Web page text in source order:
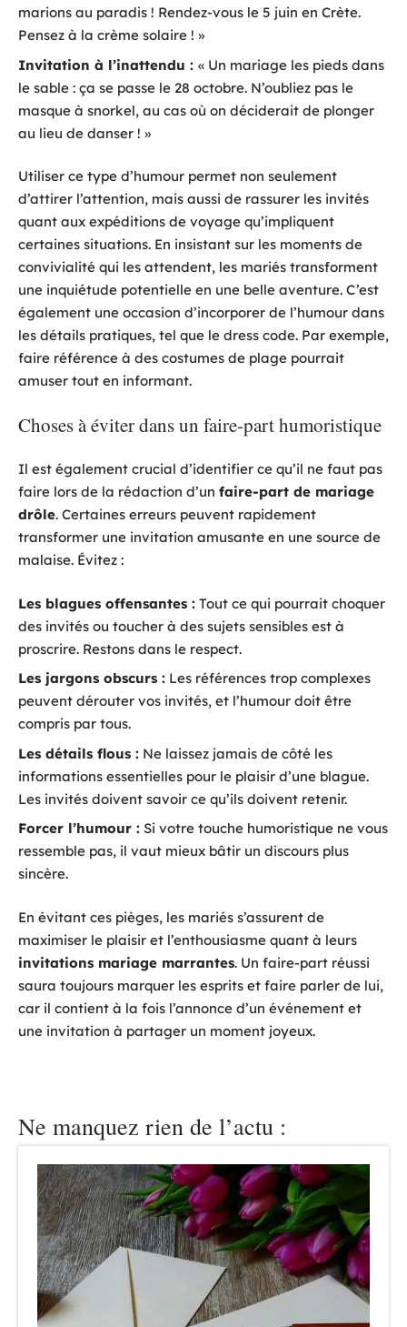
marions au paradis ! Rendez-vous le 5 juin en Crète.
Pensez à la crème solaire ! »
Invitation à l’inattendu : « Un mariage les pieds dans
le sable : ça se passe le 28 octobre. N’oubliez pas le
masque à snorkel, au cas où on déciderait de plonger
au lieu de danser ! »
Utiliser ce type d’humour permet non seulement
d’attirer l’attention, mais aussi de rassurer les invités
quant aux expéditions de voyage qu’impliquent
certaines situations. En insistant sur les moments de
convivialité qui les attendent, les mariés transforment
une inquiétude potentielle en une belle aventure. C’est
également une occasion d’incorporer de l’humour dans
les détails pratiques, tel que le dress code. Par exemple,
faire référence à des costumes de plage pourrait
amuser tout en informant.
Choses à éviter dans un faire-part humoristique
Il est également crucial d’identifier ce qu’il ne faut pas
faire lors de la rédaction d’un faire-part de mariage
drôle. Certaines erreurs peuvent rapidement
transformer une invitation amusante en une source de
malaise. Évitez :
Les blagues offensantes : Tout ce qui pourrait choquer
des invités ou toucher à des sujets sensibles est à
proscrire. Restons dans le respect.
Les jargons obscurs : Les références trop complexes
peuvent dérouter vos invités, et l’humour doit être
compris par tous.
Les détails flous : Ne laissez jamais de côté les
informations essentielles pour le plaisir d’une blague.
Les invités doivent savoir ce qu’ils doivent retenir.
Forcer l’humour : Si votre touche humoristique ne vous
ressemble pas, il vaut mieux bâtir un discours plus
sincère.
En évitant ces pièges, les mariés s’assurent de
maximiser le plaisir et l’enthousiasme quant à leurs
invitations mariage marrantes. Un faire-part réussi
saura toujours marquer les esprits et faire parler de lui,
car il contient à la fois l’annonce d’un événement et
une invitation à partager un moment joyeux.
Ne manquez rien de l’actu :